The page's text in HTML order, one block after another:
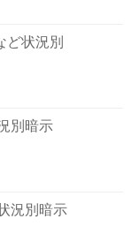
ど状況別
別暗示
況別暗示